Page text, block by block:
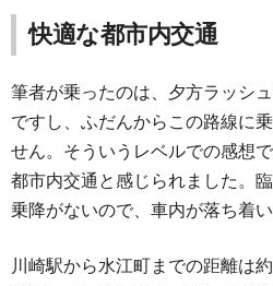
快適な都市内交通
筆者が乗ったのは、夕方ラッシ
ですし、ふだんからこの路線に
せん。そういうレベルでの感想
都市内交通と感じられました。
乗降がないので、車内が落ち着い
川崎駅から水江町までの距離は